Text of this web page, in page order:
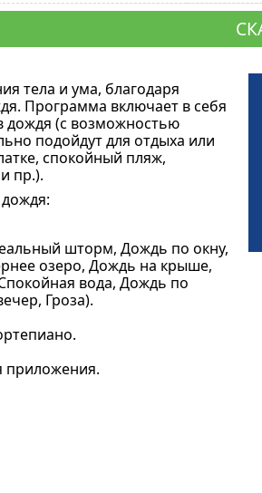
тела и ума, благодаря
Программа включает в себя
дождя (с возможностью
подойдут для отдыха или
спокойный пляж,
пр.).
шторм, Дождь по окну,
озеро, Дождь на крыше,
вода, Дождь по
Гроза).
приложения.